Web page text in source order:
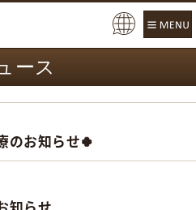
ース
のお知らせ🍀